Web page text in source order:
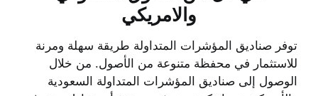
والامريكي
توفر صناديق المؤشرات المتداولة طريقة سهلة ومرنة
للاستثمار في محفظة متنوعة من الأصول. من خلال
الوصول إلى صناديق المؤشرات المتداولة السعودية